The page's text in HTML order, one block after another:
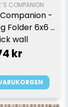
COMPANION
-
Folder 6x6 -
wall
kr